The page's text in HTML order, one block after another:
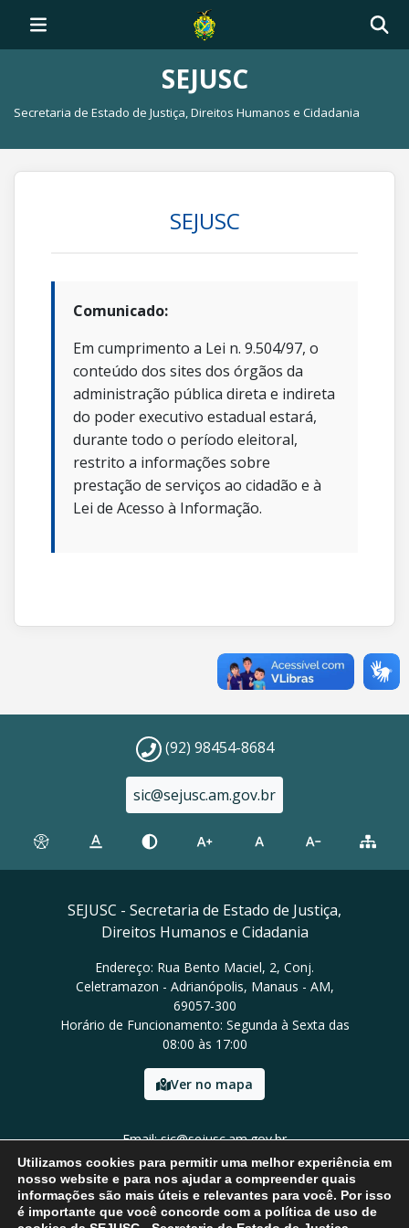
SEJUSC
Secretaria de Estado de Justiça, Direitos Humanos e Cidadania
SEJUSC
Comunicado:
Em cumprimento a Lei n. 9.504/97, o
conteúdo dos sites dos órgãos da
administração pública direta e indireta
do poder executivo estadual estará,
durante todo o período eleitoral,
restrito a informações sobre
prestação de serviços ao cidadão e à
Lei de Acesso à Informação.
(92) 98454-8684
sic@sejusc.am.gov.br
SEJUSC - Secretaria de Estado de Justiça,
Direitos Humanos e Cidadania
Endereço: Rua Bento Maciel, 2, Conj.
Celetramazon - Adrianópolis, Manaus - AM,
69057-300
Horário de Funcionamento: Segunda à Sexta das
08:00 às 17:00
Ver no mapa
Email: sic@sejusc.am.gov.br
Tel: (92) 98454-8684
Utilizamos cookies para permitir uma melhor experiência em
nosso website e para nos ajudar a compreender quais
informações são mais úteis e relevantes para você. Por isso
é importante que você concorde com a política de uso de